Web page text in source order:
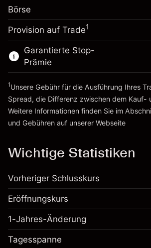
Geld aus Hebelwirkung ~
Zur Plattform
fremdfinanzierten
Positionswert
Positionsgröße mit
~NOK 5,000.00
Geld aus Hebelwirkung ~
Zur Plattform
Börse
Provision auf Trade1
Garantierte Stop-
Prämie
1Unsere Gebühr für die Ausführung Ihres
Spread, die Differenz zwischen dem Kauf-
Weitere Informationen finden Sie im
und Gebühren auf unserer Webseite
Wichtige Statistiken
Vorheriger Schlusskurs
Eröffnungskurs
1-Jahres-Änderung
Tagesspanne